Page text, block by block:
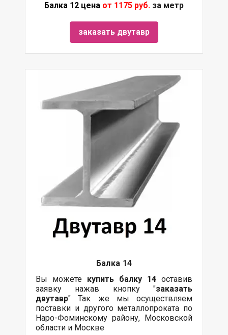
Балка 12 цена от 1175 руб. за метр
заказать двутавр
Балка 14
Вы можете купить балку 14 оставив
заявку нажав кнопку "заказать
двутавр" Так же мы осуществляем
поставки и другого металлопроката по
Наро-Фоминскому району, Московской
области и Москве